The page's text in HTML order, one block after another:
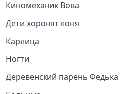
Киномеханик Вова
Дети хоронят коня
Карлица
Ногти
Деревенский парень Федька